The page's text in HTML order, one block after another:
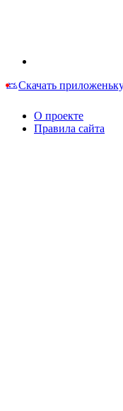
Скачать
О проекте
Правила сайта